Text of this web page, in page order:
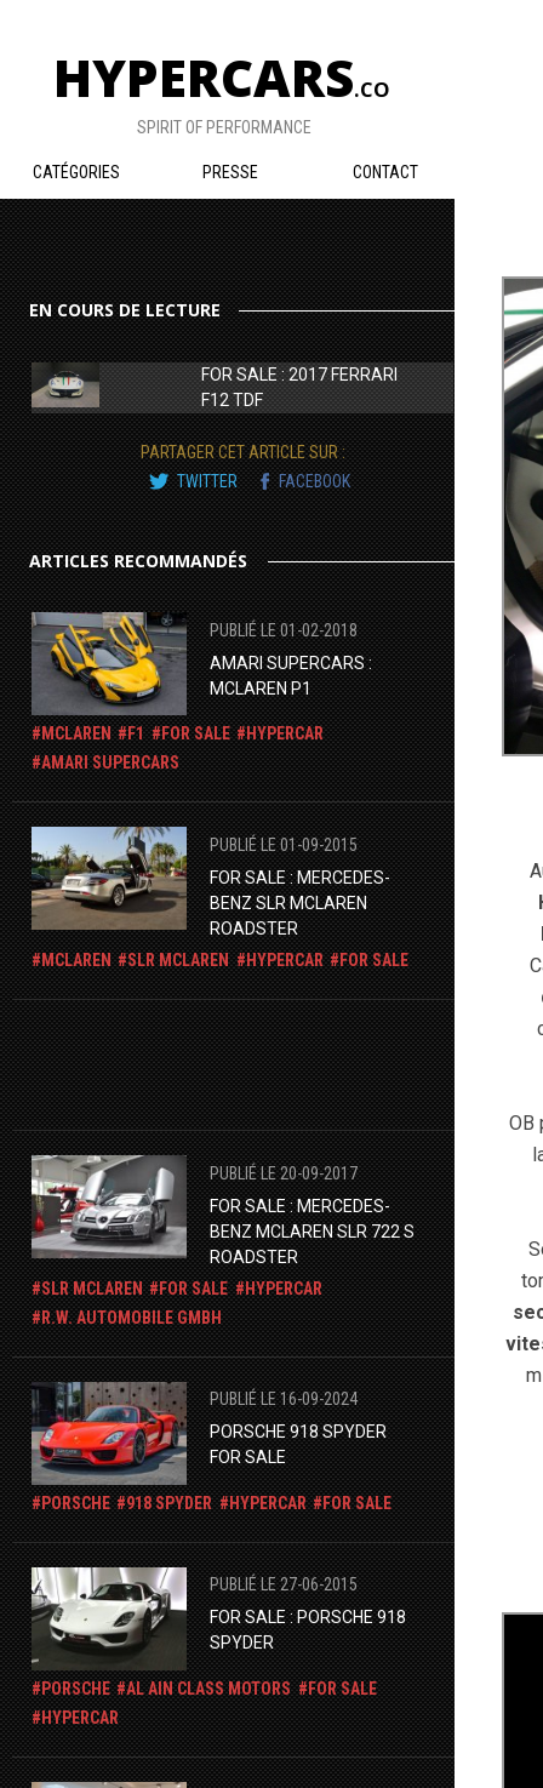
HYPERCARS.CO
SPIRIT OF PERFORMANCE
CATÉGORIES PRESSE CONTACT
EN COURS DE LECTURE
FOR SALE : 2017 FERRARI
F12 TDF
PARTAGER CET ARTICLE SUR :
TWITTER
FACEBOOK
ARTICLES RECOMMANDÉS
PUBLIÉ LE 01-02-2018
AMARI SUPERCARS :
MCLAREN P1
MCLAREN F1 FOR SALE
HYPERCAR
AMARI SUPERCARS
PUBLIÉ LE 01-09-2015
FOR SALE : MERCEDES-
BENZ SLR MCLAREN
ROADSTER
MCLAREN
SLR MCLAREN HYPERCAR FOR SALE
PUBLIÉ LE 20-09-2017
FOR SALE : MERCEDES-
BENZ MCLAREN SLR 722 S
ROADSTER
SLR MCLAREN
FOR SALE
HYPERCAR
R.W. AUTOMOBILE GMBH
PUBLIÉ LE 16-09-2024
PORSCHE 918 SPYDER
FOR SALE
PORSCHE 918 SPYDER HYPERCAR FOR SALE
PUBLIÉ LE 27-06-2015
FOR SALE : PORSCHE 918
SPYDER
PORSCHE AL AIN CLASS MOTORS
FOR SALE
HYPERCAR
OB